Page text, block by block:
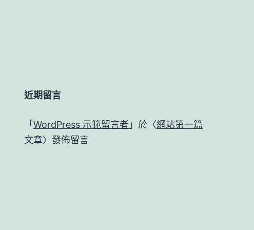
近期留言
「 WordPress 示範留言者 」於〈網站第一篇
文章〉發佈留言